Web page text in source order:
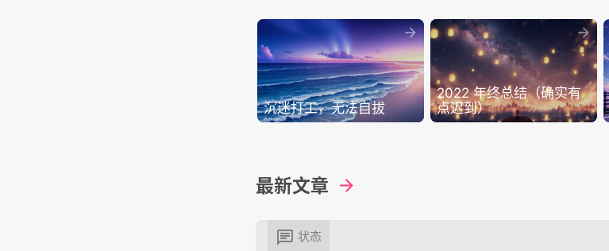
沉迷打工，无法自拔

2022 年终总结（确实有
点迟到）

最新文章 
 状态